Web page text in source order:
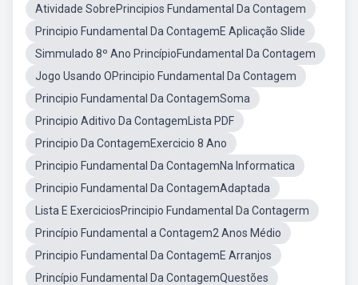
Atividade SobrePrincipios Fundamental Da Contagem
Principio Fundamental Da ContagemE Aplicação Slide
Simmulado 8º Ano PrincípioFundamental Da Contagem
Jogo Usando OPrincipio Fundamental Da Contagem
Principio Fundamental Da ContagemSoma
Principio Aditivo Da ContagemLista PDF
Principio Da ContagemExercicio 8 Ano
Principio Fundamental Da ContagemNa Informatica
Principio Fundamental Da ContagemAdaptada
Lista E ExerciciosPrincipio Fundamental Da Contagerm
Princípio Fundamental a Contagem2 Anos Médio
Principio Fundamental Da ContagemE Arranjos
Princípio Fundamental Da ContagemQuestões